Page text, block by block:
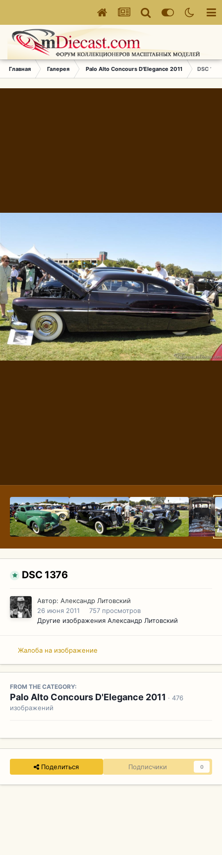
Главная Галерея Palo Alto Concours D'Elegance 2011 DSC
DSC 1376
Автор: Александр Литовский
26 июня 2011
757 просмотров
Другие изображения Александр Литовский
Жалоба на изображение
FROM THE CATEGORY:
Palo Alto Concours D'Elegance 2011 · 476
изображений
Поделиться Подписчики 0